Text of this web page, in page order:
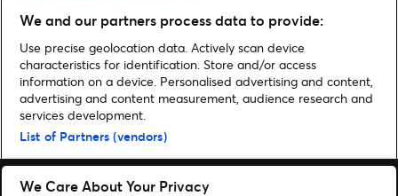
Home New Music
Die spannendsten Newcomer 2019 live in
Deutschland
We and our partners process data to provide:
Use precise geolocation data. Actively scan device
characteristics for identification. Store and/or access
information on a device. Personalised advertising and content,
advertising and content measurement, audience research and
services development.
List of Partners (vendors)
We Care About Your Privacy